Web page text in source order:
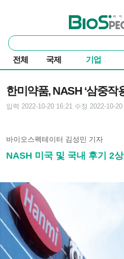
바이오스펙테이
통
합
검
색
전체 국제 기업
한미약품, NASH ‘삼중작
입력 2022-10-20 16:21 수정 2022-10-
바이오스펙테이터 김성민 기자
NASH 미국 및 국내 후기 2